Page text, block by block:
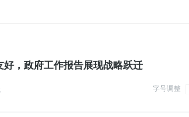
好，政府工作报告展现战略跃迁
字号调整